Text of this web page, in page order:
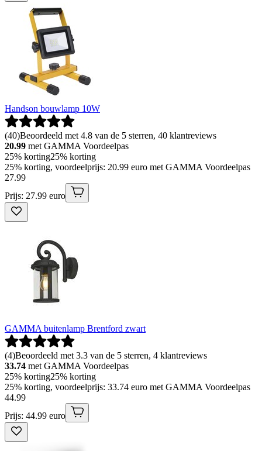
Handson bouwlamp 10W
(40)Beoordeeld met 4.8 van de 5 sterren, 40 klantreviews
20.99 met GAMMA Voordeelpas
25% korting25% korting
25% korting, voordeelprijs: 20.99 euro met GAMMA Voordeelpas
27.99
Prijs: 27.99 euro
GAMMA buitenlamp Brentford zwart
(4)Beoordeeld met 3.3 van de 5 sterren, 4 klantreviews
33.74 met GAMMA Voordeelpas
25% korting25% korting
25% korting, voordeelprijs: 33.74 euro met GAMMA Voordeelpas
44.99
Prijs: 44.99 euro